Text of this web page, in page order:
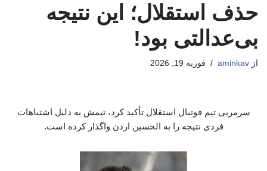
حذف استقلال؛ این نتیجه
بی‌عدالتی بود!
از aminkav فوریه 19, 2026
سرمربی تیم فوتبال استقلال تأکید کرد، تیمش به دلیل اشتباهات
فردی نتیجه را به الحسین اردن واگذار کرده است.